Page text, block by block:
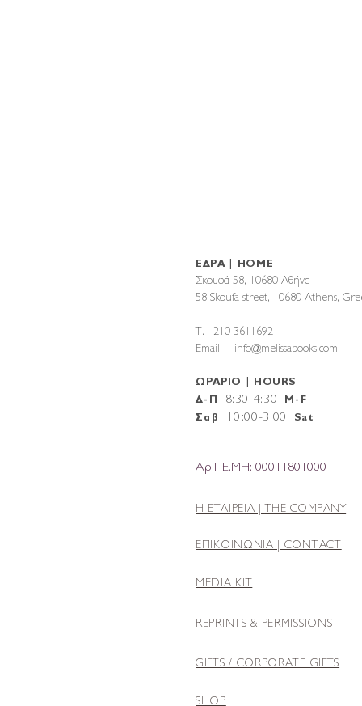
ΕΔΡΑ | HOME
Σκουφά 58, 10680 Αθήνα
58 Skoufa street, 10680 Athens,
T. 210 3611692
Email info@melissabooks.com
ΩΡΑΡΙΟ | HOURS
Δ-Π
8:30-4:30 M-F
Σαβ
10 :00-3:00 Sat
Αρ.Γ.Ε.ΜΗ: 00011801000
Η ΕΤΑΙΡΕΙΑ | THE COMPANY
ΕΠΙΚΟΙΝΩΝΙΑ | CONTACT
MEDIA KIT
REPRINTS & PERMISSIONS
GIFTS / CORPORATE GIFTS
SHOP